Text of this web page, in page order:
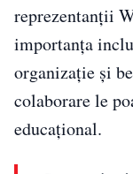
reprezentanții
importanța
organizație și
colaborare le
educațional.